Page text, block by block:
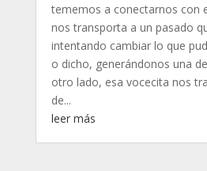
tememos a conectarnos con
nos transporta a un pasado
intentando cambiar lo que
o dicho, generándonos una
otro lado, esa vocecita nos
de...
leer más